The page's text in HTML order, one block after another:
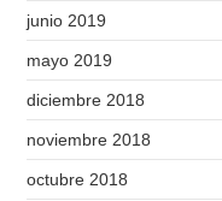
junio 2019
mayo 2019
diciembre 2018
noviembre 2018
octubre 2018